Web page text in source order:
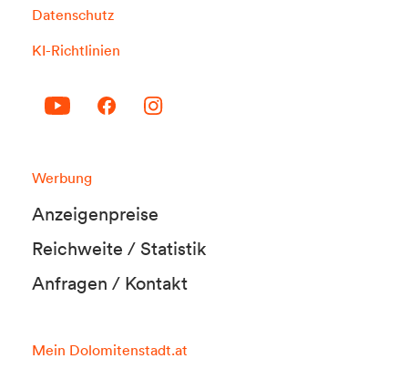
Datenschutz
KI-Richtlinien
Werbung
Anzeigenpreise
Reichweite / Statistik
Anfragen / Kontakt
Mein Dolomitenstadt.at